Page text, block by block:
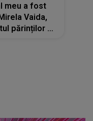
meu a fost
Vaida,
părinților ei